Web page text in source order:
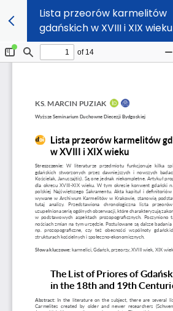
Lista przeorów karmelitów
gdańskich w XVIII i XIX wieku